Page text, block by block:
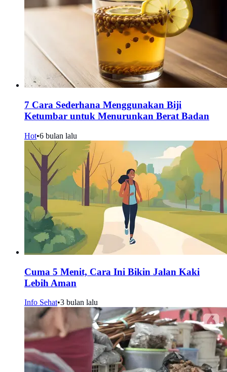
7 Cara Sederhana Menggunakan Biji
Ketumbar untuk Menurunkan Berat Badan
Hot•6 bulan lalu
Cuma 5 Menit, Cara Ini Bikin Jalan Kaki
Lebih Aman
Info Sehat•3 bulan lalu